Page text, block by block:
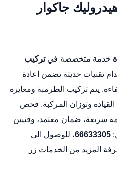
جاكوار
خدمة متخصصة فيتركيب
تقنيات حديثة تضمن اعادة
يتم تركيب الطرمبة ومعايرة
وتوزان المركبة. فحص
سريعة، ضمان معتمد، وفنيين
66633305، للوصول الى
المزيد من الخدمات زر